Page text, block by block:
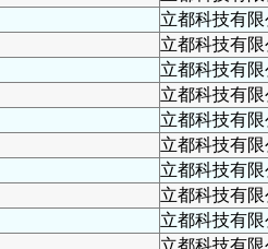
立都科技有限
立都科技有限
立都科技有限
立都科技有限
立都科技有限
立都科技有限
立都科技有限
立都科技有限
立都科技有限